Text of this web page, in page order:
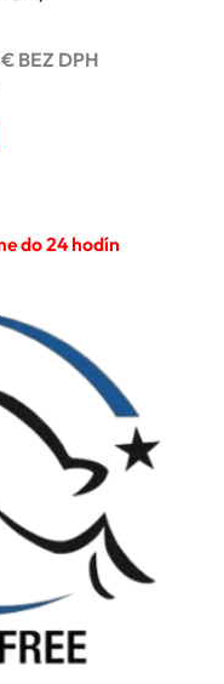
€ BEZ DPH
do 24 hodín